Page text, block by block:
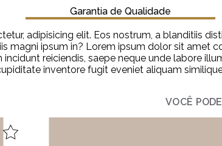
Garantia de Qualidade
adipisicing elit. Eos nostrum, a blanditiis
magni ipsum in? Lorem ipsum dolor sit amet
reiciendis, saepe neque unde labore
inventore fugit eveniet aliquam
VOCÊ